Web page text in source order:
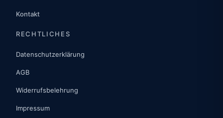
Kontakt
RECHTLICHES
Datenschutzerklärung
AGB
Widerrufsbelehrung
Impressum